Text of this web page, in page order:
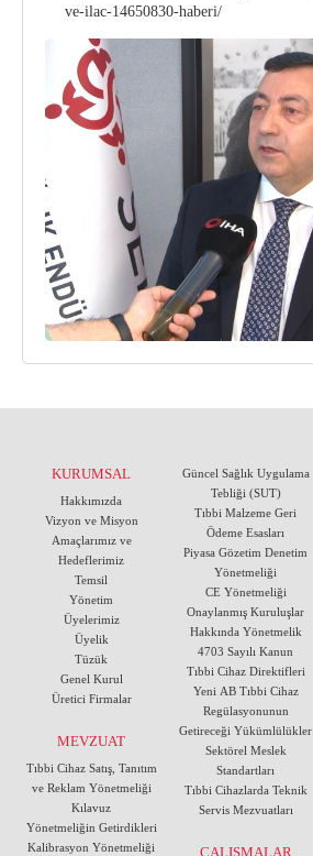
ve-ilac-14650830-haberi/
KURUMSAL
Hakkımızda
Vizyon ve Misyon
Amaçlarımız ve
Hedeflerimiz
Temsil
Yönetim
Üyelerimiz
Üyelik
Tüzük
Genel Kurul
Üretici Firmalar
MEVZUAT
Tıbbi Cihaz Satış, Tanıtım
ve Reklam Yönetmeliği
Kılavuz
Yönetmeliğin Getirdikleri
Kalibrasyon Yönetmeliği
Güncel Sağlık Uygulama
Tebliği (SUT)
Tıbbi Malzeme Geri
Ödeme Esasları
Piyasa Gözetim Denetim
Yönetmeliği
CE Yönetmeliği
Onaylanmış Kuruluşlar
Hakkında Yönetmelik
4703 Sayılı Kanun
Tıbbi Cihaz Direktifleri
Yeni AB Tıbbi Cihaz
Regülasyonunun
Getireceği Yükümlülükler
Sektörel Meslek
Standartları
Tıbbi Cihazlarda Teknik
Servis Mezvuatları
ÇALIŞMALAR